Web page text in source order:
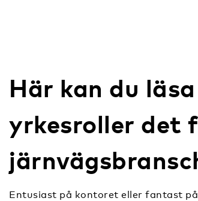
Här kan du
yrkesroller det
Entusiast på kontoret eller fantast